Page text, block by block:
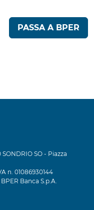
PASSA A BPER
SO - Piazza
n. 01086930144
Banca S.p.A.